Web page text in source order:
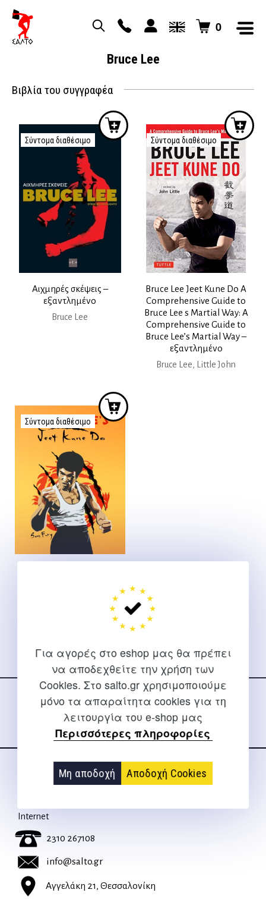
Για αγορές στο eshop μας θα πρέπει
να αποδεχθείτε την χρήση των
Cookies. Στο salto.gr χρησιμοποιούμε
μόνο τα απαραίτητα cookies για τη
λειτουργία του e-shop μας
Περισσότερες πληροφορίες
Μη αποδοχή Αποδοχή Cookies
0
Bruce Lee
Βιβλία του συγγραφέα
Σύντομα διαθέσιμο
Αιχμηρές σκέψεις –
εξαντλημένο
Bruce Lee
Σύντομα διαθέσιμο
Bruce Lee Jeet Kune Do A
Comprehensive Guide to
Bruce Lee s Martial Way: A
Comprehensive Guide to
Bruce Lee’s Martial Way –
εξαντλημένο
Bruce Lee, Little John
Σύντομα διαθέσιμο
Ακολουθήστε μας
στα social media
ΕΠΙΚΟΙΝΩΝΊΑ
Internet
2310 267108
info@salto.gr
Αγγελάκη 21, Θεσσαλονίκη